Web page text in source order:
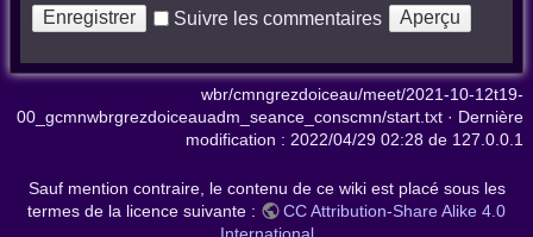
Suivre les commentaires
wbr/cmngrezdoiceau/meet/2021-10-12t19-
00_gcmnwbrgrezdoiceauadm_seance_conscmn/start.txt · Dernière
modification : 2022/04/29 02:28 de 127.0.0.1
Sauf mention contraire, le contenu de ce wiki est placé sous les
termes de la licence suivante :
CC Attribution-Share Alike 4.0